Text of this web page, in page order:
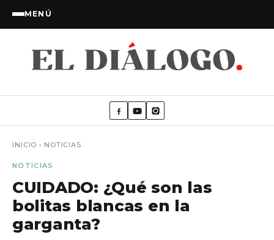
MENÚ
INICIO › NOTICIAS
NOTICIAS
CUIDADO: ¿Qué son las
bolitas blancas en la
garganta?